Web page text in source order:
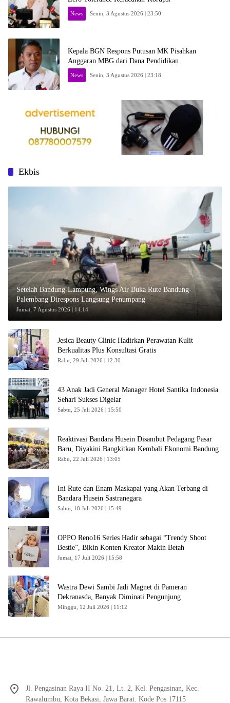
News Senin, 3 Agustus 2026 | 23:50
Kepala BGN Respons Putusan MK Pisahkan
Anggaran MBG dari Dana Pendidikan
News Senin, 3 Agustus 2026 | 23:18
Ekbis
Setelah Bandung-Lampung, Wings Air Buka Rute Bandung-
Palembang Direspons Langsung Penumpang
Jumat, 7 Agustus 2026 | 14:14
Jesica Beauty Clinic Hadirkan Perawatan Kulit
Berkualitas Plus Konsultasi Gratis
Rabu, 29 Juli 2026 | 12:30
43 Anak Jadi General Manager Hotel Santika Indonesia
Sehari Sukses Digelar
Sabtu, 25 Juli 2026 | 15:50
Reaktivasi Bandara Husein Disambut Pedagang Pasar
Baru, Diyakini Bangkitkan Kembali Ekonomi Bandung
Rabu, 22 Juli 2026 | 13:05
Ini Rute dan Enam Maskapai yang Akan Terbang di
Bandara Husein Sastranegara
Sabtu, 18 Juli 2026 | 15:49
OPPO Reno16 Series Hadir sebagai “Trendy Shoot
Bestie”, Bikin Konten Kreator Makin Betah
Jumat, 17 Juli 2026 | 15:58
Wastra Dewi Sambi Jadi Magnet di Pameran
Dekranasda, Banyak Diminati Pengunjung
Minggu, 12 Juli 2026 | 11:12
Jl. Pengasinan Raya II No. 21, Lt. 2, Kel. Pengasinan, Kec.
Rawalumbu, Kota Bekasi, Jawa Barat. Kode Pos 17115